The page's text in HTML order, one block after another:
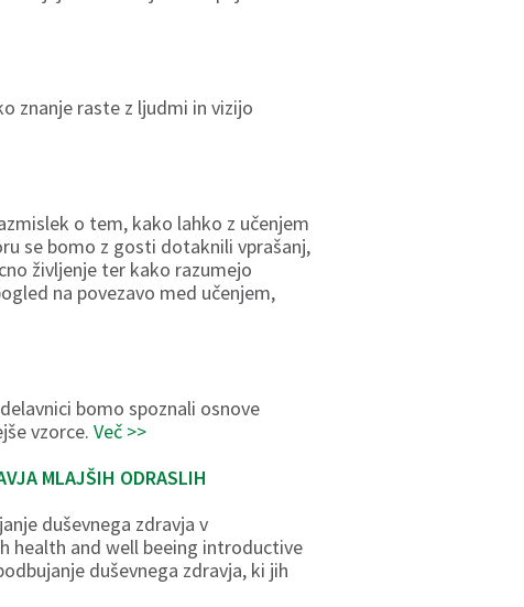
znanje raste z ljudmi in vizijo
o tem, kako lahko z učenjem
se bomo z gosti dotaknili vprašanj,
življenje ter kako razumejo
na povezavo med učenjem,
bomo spoznali osnove
vzorce.Več >>
MLAJŠIH ODRASLIH
duševnega zdravja v
health and well beeing introductive
duševnega zdravja, ki jih